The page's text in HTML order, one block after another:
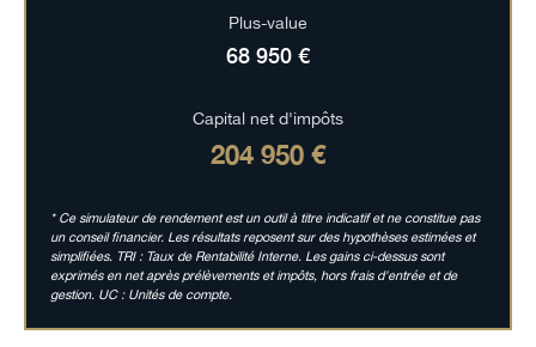
Plus-value
68 950 €
Capital net d'impôts
204 950 €
* Ce simulateur de rendement est un outil à titre indicatif et ne constitue pas
un conseil financier. Les résultats reposent sur des hypothèses estimées et
simplifiées. TRI : Taux de Rentabilité Interne. Les gains ci-dessus sont
exprimés en net après prélèvements et impôts, hors frais d'entrée et de
gestion. UC : Unités de compte.